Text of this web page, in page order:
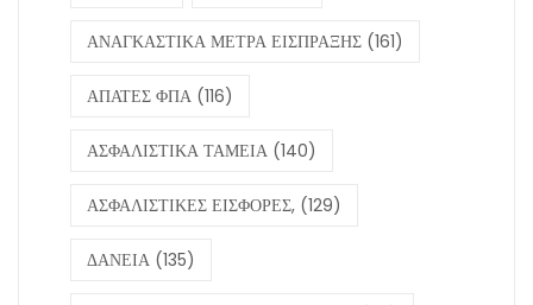
ΑΝΑΓΚΑΣΤΙΚΑ ΜΕΤΡΑ ΕΙΣΠΡΑΞΗΣ (161)
ΑΠΑΤΕΣ ΦΠΑ (116)
ΑΣΦΑΛΙΣΤΙΚΑ ΤΑΜΕΙΑ (140)
ΑΣΦΑΛΙΣΤΙΚΕΣ ΕΙΣΦΟΡΕΣ, (129)
ΔΑΝΕΙΑ (135)